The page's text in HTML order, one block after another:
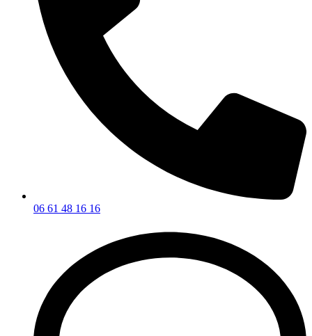
06 61 48 16 16